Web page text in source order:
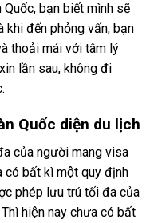
bạn biết mình sẽ
khi đến phỏng vấn, bạn
thoải mái với tâm lý
lần sau, không đi
Quốc diện du lịch
của người mang visa
có bất kì một quy định
phép lưu trú tối đa của
hiện nay chưa có bất